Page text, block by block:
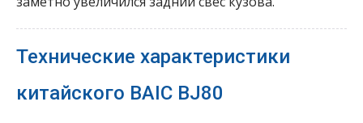
Технические характеристики
китайского BAIC BJ80